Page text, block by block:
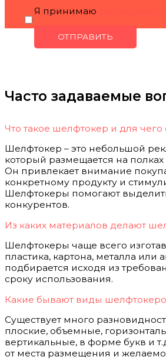
Я принимаю
Часто задаваемые
Что такое шелфтокер и для
Шелфтокер – это небольшой
который размещается на
Он привлекает внимание
конкретному продукту и
Шелфтокеры помогают
конкурентов.
Из каких материалов делают
Шелфтокеры чаще всего
пластика, картона, металла или
подбирается исходя из
сроку использования.
Какие бывают виды
Существует много
плоские, объемные,
вертикальные, в форме букв и
от места размещения и